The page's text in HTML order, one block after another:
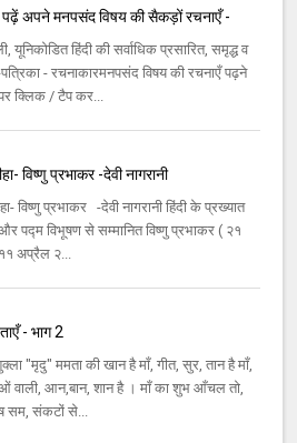
पढ़ें अपने मनपसंद विषय की सैकड़ों रचनाएँ -
यूनिकोडित हिंदी की सर्वाधिक प्रसारित, समृद्ध व
- रचनाकारमनपसंद विषय की रचनाएँ पढ़ने
क्लिक / टैप कर...
विष्णु प्रभाकर -देवी नागरानी
विष्णु प्रभाकर -देवी नागरानी हिंदी के प्रख्यात
पद्म विभूषण से सम्मानित विष्णु प्रभाकर ( २१
अप्रैल २...
- भाग 2
"मृदु" ममता की खान है माँ, गीत, सुर, तान है माँ,
आन,बान, शान है । माँ का शुभ आँचल तो,
सम, संकटों से...